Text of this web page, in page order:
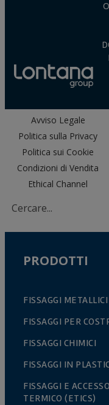
Avviso Legale
Politica sulla Privacy
Politica sui Cookie
Condizioni di Vendita
Ethical Channel
PRODOTTI
FISSAGGI METALLICI
FISSAGGI PER
FISSAGGI CHIMICI
FISSAGGI IN
FISSAGGI E
TERMICO (ETICS)